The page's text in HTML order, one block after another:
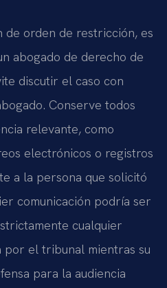
de orden de restricción, es
abogado de derecho de
discutir el caso con
Conserve todos
relevante, como
electrónicos o registros
a la persona que solicitó
comunicación podría ser
cualquier
el tribunal mientras su
para la audiencia